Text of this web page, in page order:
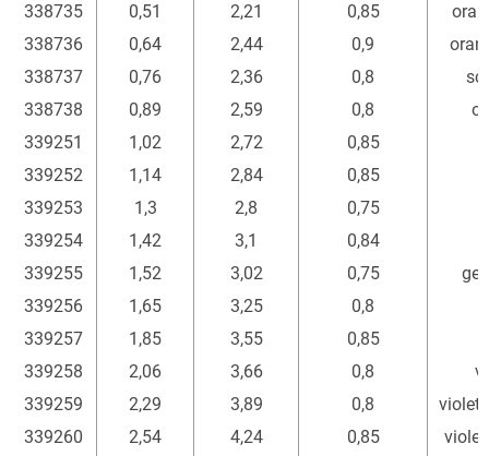
338735
0,51 2,21 0,85
338736
0,64 2,44 0,9
338737
0,76 2,36 0,8
338738
0,89 2,59 0,8
339251
1,02 2,72 0,85
339252
1,14 2,84 0,85
339253
1,3 2,8 0,75
339254
1,42 3,1 0,84
339255
1,52 3,02 0,75
339256
1,65 3,25 0,8
339257
1,85 3,55 0,85
339258
2,06 3,66 0,8
339259
2,29 3,89 0,8
339260
2,54 4,24 0,85